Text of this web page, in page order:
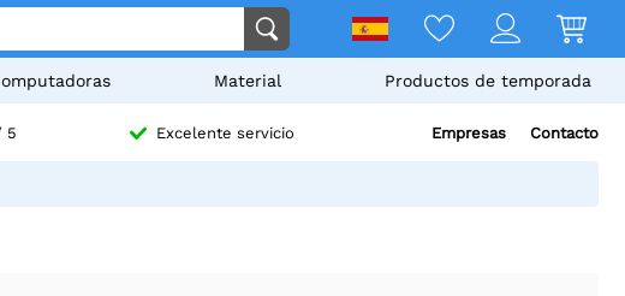
Material Productos de temporada
5 Excelente servicio Empresas Contacto